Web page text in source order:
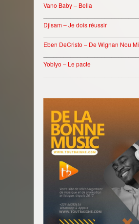
Vano Baby – Bella
Djisam – Je dois réussir
Eben DeCristo – De Wignan Nou Mi
Yobiyo – Le pacte